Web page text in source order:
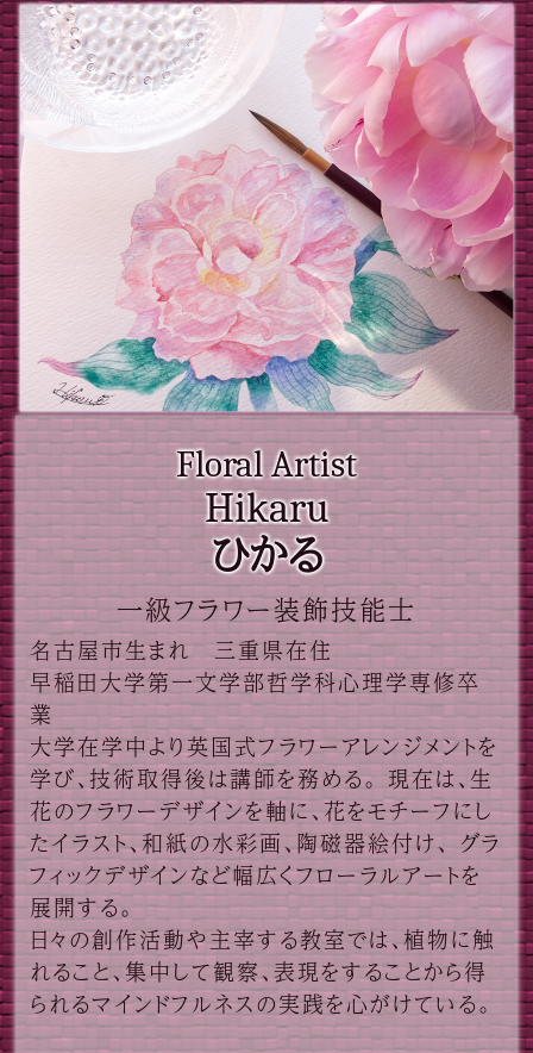
Floral Artist
Hikaru
ひかる
一級フラワー装飾技能士
名古屋市生まれ 三重県在住
早稲田大学第一文学部哲学科心理学専修卒
業
大学在学中より英国式フラワーアレンジメントを
学び、技術取得後は講師を務める。 現在は、生
花のフラワーデザインを軸に、花をモチーフにし
たイラスト、和紙の水彩画、陶磁器絵付け、 グラ
フィックデザインなど幅広くフローラルアートを
展開する。
日々の創作活動や主宰する教室では、植物に触
れること、集中して観察、表現をすることから得
られるマインドフルネスの実践を心がけている。